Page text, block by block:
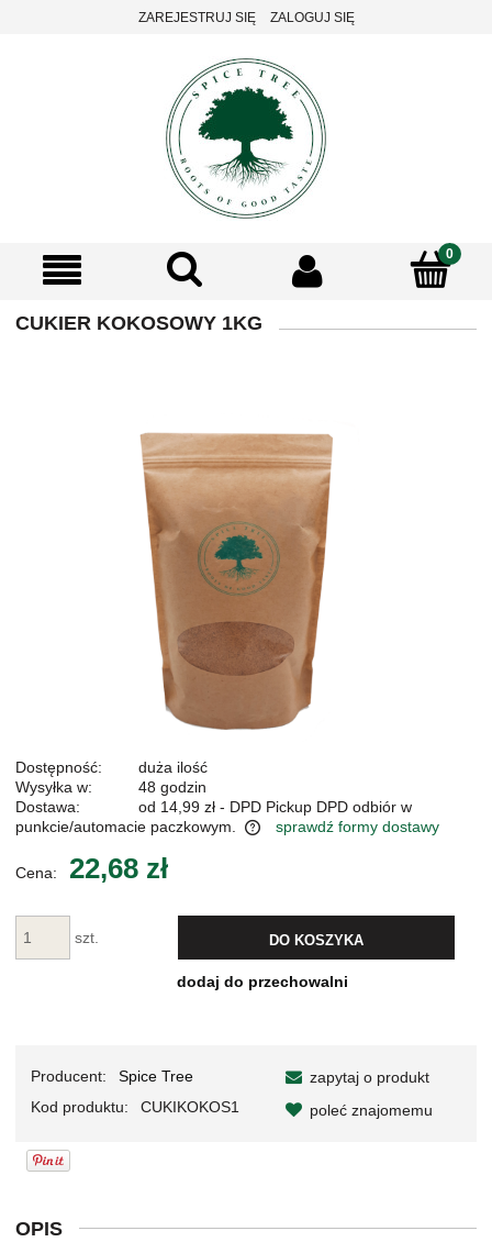
ZAREJESTRUJ SIĘ ZALOGUJ SIĘ
CUKIER KOKOSOWY 1KG
Dostępność:
duża ilość
Wysyłka w:
48 godzin
Dostawa:
od 14,99 zł - DPD Pickup DPD odbiór w
punkcie/automacie paczkowym.
sprawdź formy dostawy
Cena: 22,68 zł
szt. DO KOSZYKA
dodaj do przechowalni
Producent:
Spice Tree
Kod produktu:
CUKIKOKOS1
zapytaj o produkt
poleć znajomemu
OPIS